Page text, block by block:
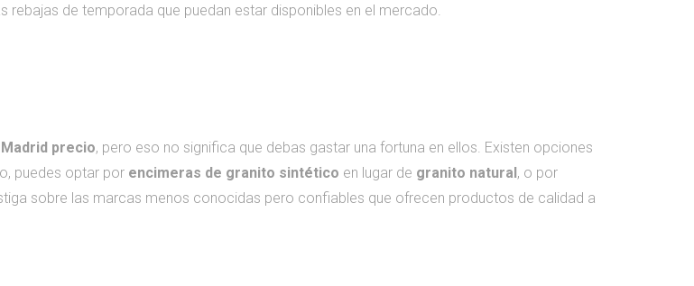
de temporada que puedan estar disponibles en el mercado.
precio, pero eso no significa que debas gastar una fortuna en ellos. Existen opciones
puedes optar por encimeras de granito sintético en lugar de granito natural, o por
sobre las marcas menos conocidas pero confiables que ofrecen productos de calidad a